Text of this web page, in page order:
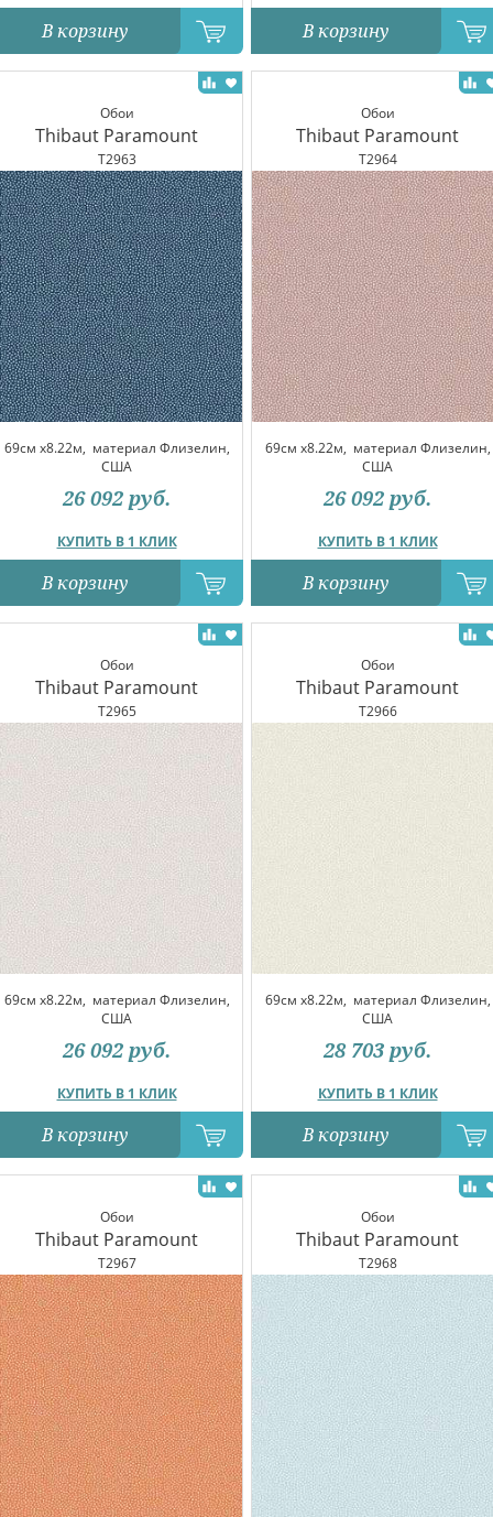
В корзину В корзину
Обои
Thibaut Paramount
T2963
69см x8.22м, материал Флизелин,
США
КУПИТЬ В 1 КЛИК
26 092 руб.
В корзину
Обои
Thibaut Paramount
T2964
69см x8.22м, материал Флизелин,
США
КУПИТЬ В 1 КЛИК
26 092 руб.
В корзину
Обои
Thibaut Paramount
T2965
69см x8.22м, материал Флизелин,
США
КУПИТЬ В 1 КЛИК
26 092 руб.
В корзину
Обои
Thibaut Paramount
T2966
69см x8.22м, материал Флизелин,
США
КУПИТЬ В 1 КЛИК
28 703 руб.
В корзину
Обои
Thibaut Paramount
T2967
Обои
Thibaut Paramount
T2968